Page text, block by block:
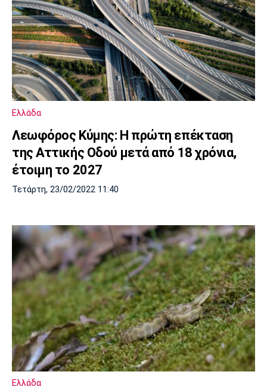
Ελλάδα
Λεωφόρος Κύμης: Η πρώτη επέκταση
της Αττικής Οδού μετά από 18 χρόνια,
έτοιμη το 2027
Τετάρτη, 23/02/2022 11:40
Ελλάδα